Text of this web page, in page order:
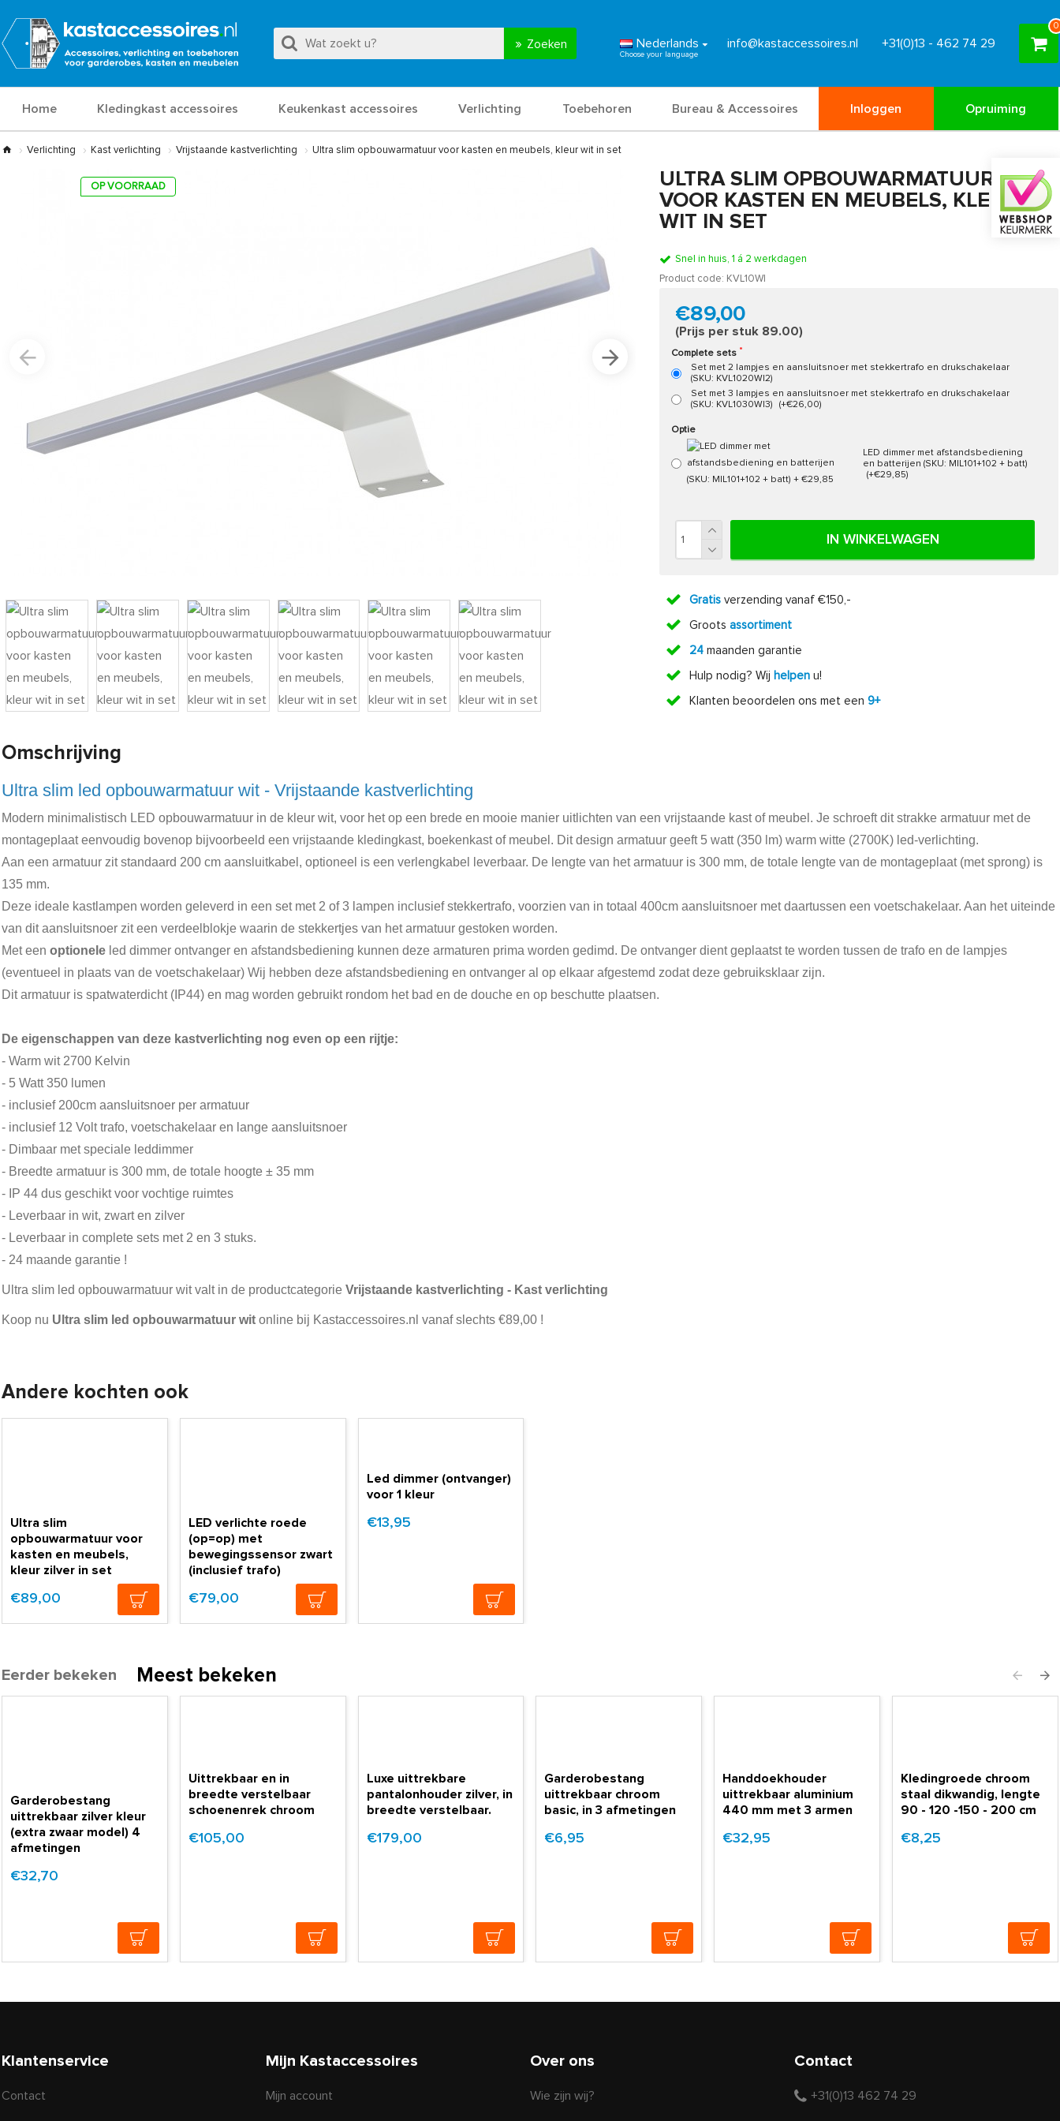
Zoeken Nederlands info@kastaccessoires.nl +31(0)13 - 462 74 29
0
Home Kledingkast accessoires Keukenkast accessoires Verlichting Toebehoren Bureau & Accessoires Inloggen Opruiming
Verlichting Kast verlichting Vrijstaande kastverlichting Ultra slim opbouwarmatuur voor kasten en meubels, kleur wit in set
OP VOORRAAD
ULTRA SLIM OPBOUWARMATUUR
VOOR KASTEN EN MEUBELS, KLEUR
WIT IN SET
Snel in huis, 1 á 2 werkdagen
Product code: KVL10WI
€89,00
(Prijs per stuk 89.00)
Complete sets
Set met 2 lampjes en aansluitsnoer met stekkertrafo en drukschakelaar
(SKU: KVL1020WI2)
Set met 3 lampjes en aansluitsnoer met stekkertrafo en drukschakelaar
(SKU: KVL1030WI3)
(+€26,00)
Optie
LED dimmer met afstandsbediening
en batterijen (SKU: MIL101+102 + batt)
(+€29,85)
IN WINKELWAGEN
Gratisverzending vanaf €150,-
Groots assortiment
24maanden garantie
Hulp nodig? Wij helpenu!
Klanten beoordelen ons met een 9+
Omschrijving
Ultra slim led opbouwarmatuur wit - Vrijstaande kastverlichting
Modern minimalistisch LED opbouwarmatuur in de kleur wit, voor het op een brede en mooie manier uitlichten van een vrijstaande kast of meubel. Je schroeft dit strakke armatuur met de
montageplaat eenvoudig bovenop bijvoorbeeld een vrijstaande kledingkast, boekenkast of meubel. Dit design armatuur geeft 5 watt (350 lm) warm witte (2700K) led-verlichting.
Aan een armatuur zit standaard 200 cm aansluitkabel, optioneel is een verlengkabel leverbaar. De lengte van het armatuur is 300 mm, de totale lengte van de montageplaat (met sprong) is
135 mm.
Deze ideale kastlampen worden geleverd in een set met 2 of 3 lampen inclusief stekkertrafo, voorzien van in totaal 400cm aansluitsnoer met daartussen een voetschakelaar. Aan het uiteinde
van dit aansluitsnoer zit een verdeelblokje waarin de stekkertjes van het armatuur gestoken worden.
Met een optionele led dimmer ontvanger en afstandsbediening kunnen deze armaturen prima worden gedimd. De ontvanger dient geplaatst te worden tussen de trafo en de lampjes
(eventueel in plaats van de voetschakelaar) Wij hebben deze afstandsbediening en ontvanger al op elkaar afgestemd zodat deze gebruiksklaar zijn.
Dit armatuur is spatwaterdicht (IP44) en mag worden gebruikt rondom het bad en de douche en op beschutte plaatsen.
De eigenschappen van deze kastverlichting nog even op een rijtje:
- Warm wit 2700 Kelvin
- 5 Watt 350 lumen
- inclusief 200cm aansluitsnoer per armatuur
- inclusief 12 Volt trafo, voetschakelaar en lange aansluitsnoer
- Dimbaar met speciale leddimmer
- Breedte armatuur is 300 mm, de totale hoogte ± 35 mm
- IP 44 dus geschikt voor vochtige ruimtes
- Leverbaar in wit, zwart en zilver
- Leverbaar in complete sets met 2 en 3 stuks.
- 24 maande garantie !
Ultra slim led opbouwarmatuur wit valt in de productcategorie Vrijstaande kastverlichting - Kast verlichting
Koop nu Ultra slim led opbouwarmatuur wit online bij Kastaccessoires.nl vanaf slechts €89,00 !
Andere kochten ook
Ultra slim
opbouwarmatuur voor
kasten en meubels,
kleur zilver in set
€89,00
LED verlichte roede
(op=op) met
bewegingssensor zwart
(inclusief trafo)
€79,00
Led dimmer (ontvanger)
voor 1 kleur
€13,95
Eerder bekeken Meest bekeken
Garderobestang
uittrekbaar zilver kleur
(extra zwaar model) 4
afmetingen
€32,70
Uittrekbaar en in
breedte verstelbaar
schoenenrek chroom
€105,00
Luxe uittrekbare
pantalonhouder zilver, in
breedte verstelbaar.
€179,00
Garderobestang
uittrekbaar chroom
basic, in 3 afmetingen
€6,95
Handdoekhouder
uittrekbaar aluminium
440 mm met 3 armen
€32,95
Kledingroede chroom
staal dikwandig, lengte
90 - 120 -150 - 200 cm
€8,25
Klantenservice
Contact
Mijn Kastaccessoires
Mijn account
Over ons
Wie zijn wij?
Contact
+31(0)13 462 74 29